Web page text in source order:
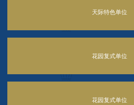
天际特色单位
花园复式单位
花园复式单位